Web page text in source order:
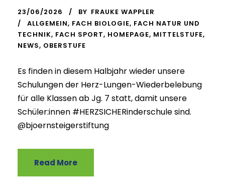
23/06/2026 BY FRAUKE WAPPLER
ALLGEMEIN, FACH BIOLOGIE, FACH NATUR UND
TECHNIK, FACH SPORT, HOMEPAGE, MITTELSTUFE,
NEWS, OBERSTUFE
Es finden in diesem Halbjahr wieder unsere
Schulungen der Herz-Lungen-Wiederbelebung
für alle Klassen ab Jg. 7 statt, damit unsere
Schüler:innen #HERZSICHERinderschule sind.
@bjoernsteigerstiftung
Read More